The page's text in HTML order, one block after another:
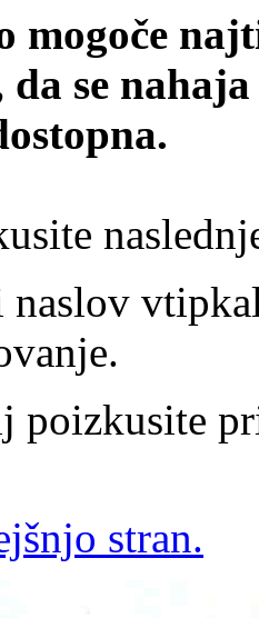
mogoče
se
naslov
poizkusite
stran.